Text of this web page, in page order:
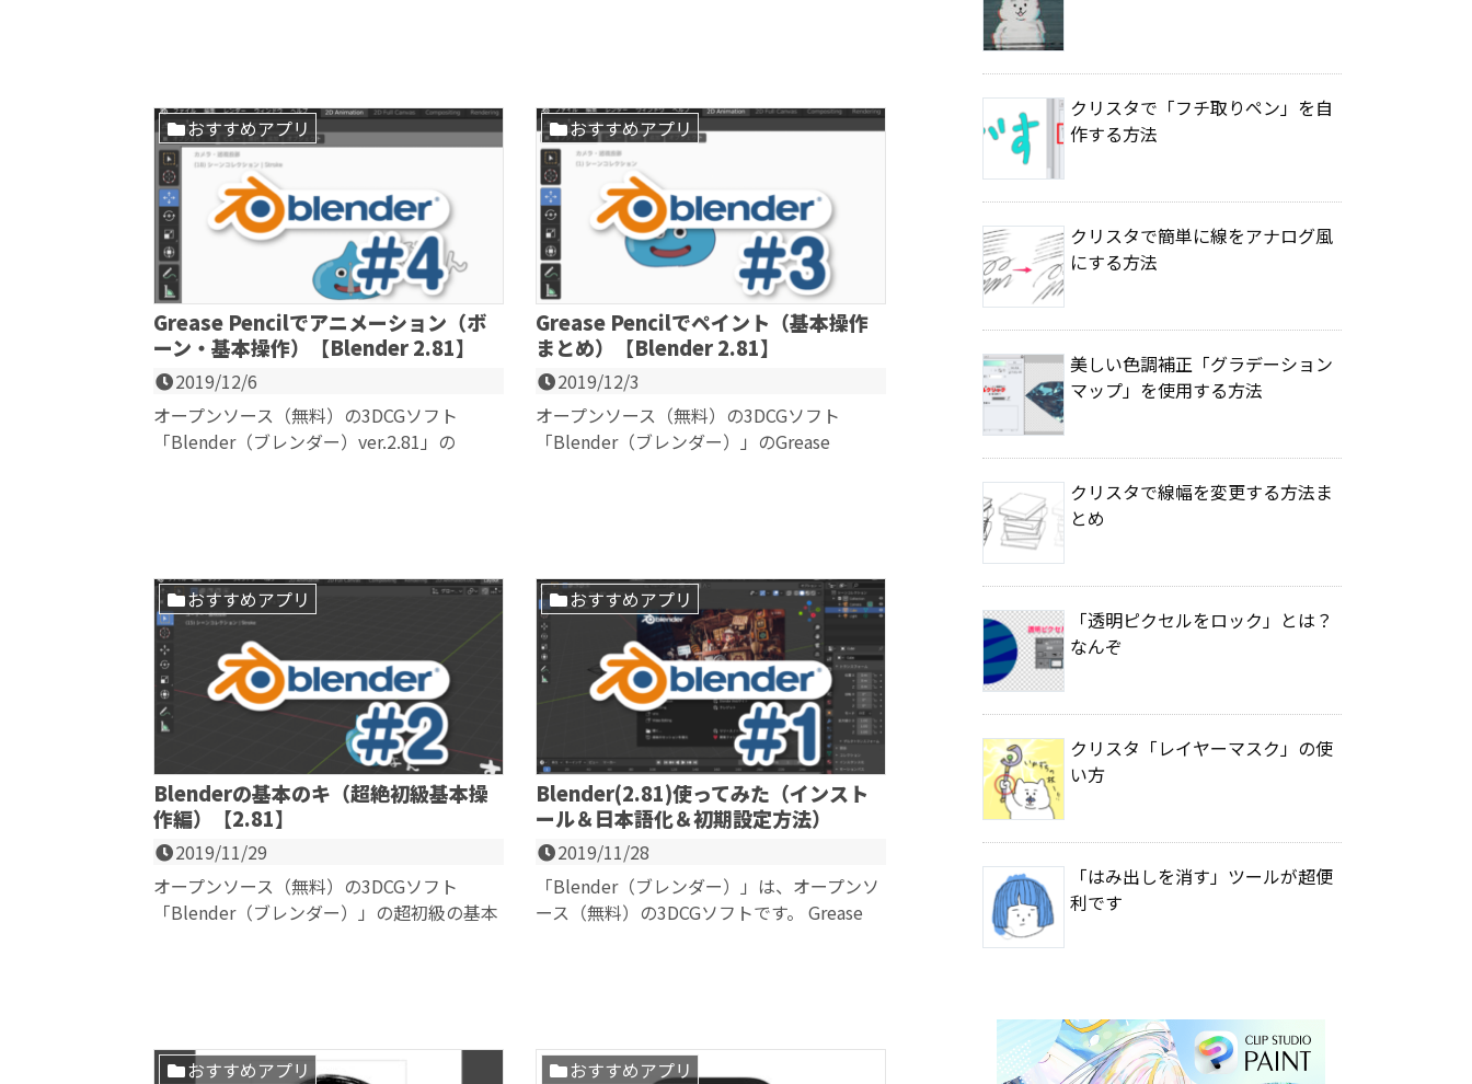
Grease Pencilでアニメーション（ボ
ーン・基本操作）【Blender 2.81】
2019/12/6
おすすめアプリ
オープンソース（無料）の3DCGソフト
「Blender（ブレンダー）ver.2.81」の
Grease Pencilでペイント（基本操作
まとめ）【Blender 2.81】
2019/12/3
おすすめアプリ
オープンソース（無料）の3DCGソフト
「Blender（ブレンダー）」のGrease
Blenderの基本のキ（超絶初級基本操
作編）【2.81】
2019/11/29
おすすめアプリ
オープンソース（無料）の3DCGソフト
「Blender（ブレンダー）」の超初級の基本
Blender(2.81)使ってみた（インスト
ール＆日本語化＆初期設定方法）
2019/11/28
おすすめアプリ
「Blender（ブレンダー）」は、オープンソ
ース（無料）の3DCGソフトです。 Grease
おすすめアプリ おすすめアプリ
クリスタで「フチ取りペン」を自
作する方法
クリスタで簡単に線をアナログ風
にする方法
美しい色調補正「グラデーション
マップ」を使用する方法
クリスタで線幅を変更する方法ま
とめ
「透明ピクセルをロック」とは？
なんぞ
クリスタ「レイヤーマスク」の使
い方
「はみ出しを消す」ツールが超便
利です